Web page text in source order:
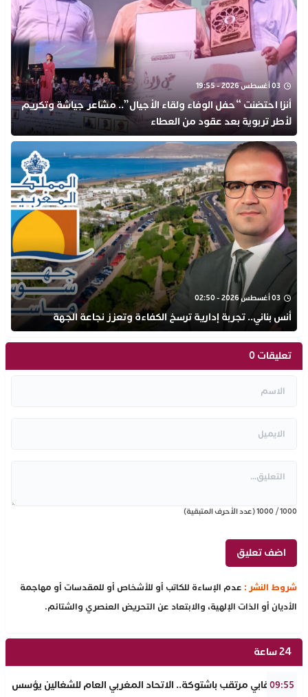
03 أغسطس 2026 - 19:55
أنزا احتضنت “حفل الوفاء ولقاء الأجيال”.. مشاعر جياشة وتكريم
لأطر تربوية بعد عقود من العطاء
03 أغسطس 2026 - 02:50
أنس بناني.. تجربة إدارية ترسخ الكفاءة وتعزز نجاعة الجهة
تعليقات 0
1000
/
1000(عدد الأحرف المتبقية)
شروط النشر : عدم الإساءة للكاتب أو للأشخاص أو للمقدسات أو مهاجمة
الأديان أو الذات الإلهية، والابتعاد عن التحريض العنصري والشتائم.
24 ساعة
09:55
حدث نقابي مرتقب باشتوكة.. الاتحاد المغربي العام للشغالين